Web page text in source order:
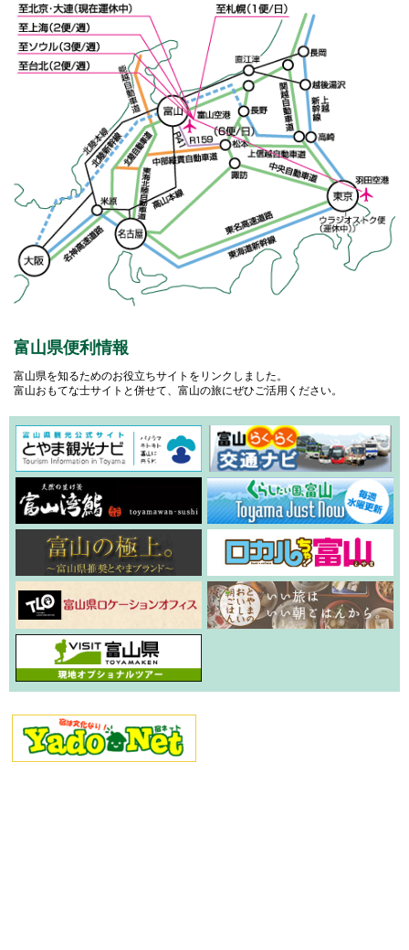
富山県便利情報
富山県を知るためのお役立ちサイトをリンクしました。
富山おもてな士サイトと併せて、富山の旅にぜひご活用ください。